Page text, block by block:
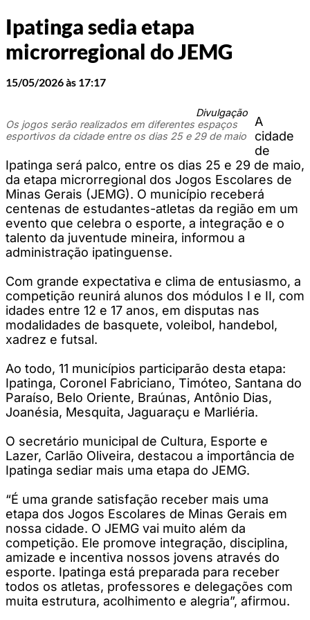
Ipatinga sedia etapa
microrregional do JEMG
15/05/2026 às 17:17
Divulgação
Os jogos serão realizados em diferentes espaços
esportivos da cidade entre os dias 25 e 29 de maio
A
cidade
de
Ipatinga será palco, entre os dias 25 e 29 de maio,
da etapa microrregional dos Jogos Escolares de
Minas Gerais (JEMG). O município receberá
centenas de estudantes-atletas da região em um
evento que celebra o esporte, a integração e o
talento da juventude mineira, informou a
administração ipatinguense.
Com grande expectativa e clima de entusiasmo, a
competição reunirá alunos dos módulos I e II, com
idades entre 12 e 17 anos, em disputas nas
modalidades de basquete, voleibol, handebol,
xadrez e futsal.
Ao todo, 11 municípios participarão desta etapa:
Ipatinga, Coronel Fabriciano, Timóteo, Santana do
Paraíso, Belo Oriente, Braúnas, Antônio Dias,
Joanésia, Mesquita, Jaguaraçu e Marliéria.
O secretário municipal de Cultura, Esporte e
Lazer, Carlão Oliveira, destacou a importância de
Ipatinga sediar mais uma etapa do JEMG.
“É uma grande satisfação receber mais uma
etapa dos Jogos Escolares de Minas Gerais em
nossa cidade. O JEMG vai muito além da
competição. Ele promove integração, disciplina,
amizade e incentiva nossos jovens através do
esporte. Ipatinga está preparada para receber
todos os atletas, professores e delegações com
muita estrutura, acolhimento e alegria”, afirmou.